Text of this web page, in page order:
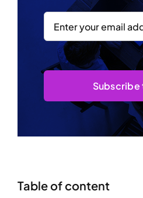
Subscribe
Table of content